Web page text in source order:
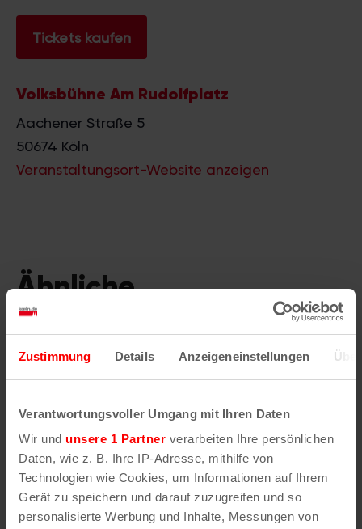
Zustimmung Details Anzeigeneinstellungen
Verantwortungsvoller Umgang mit Ihren Daten
Wir und unsere 1 Partner verarbeiten Ihre persönlichen
Daten, wie z. B. Ihre IP-Adresse, mithilfe von
Technologien wie Cookies, um Informationen auf Ihrem
Gerät zu speichern und darauf zuzugreifen und so
personalisierte Werbung und Inhalte, Messungen von
Tickets kaufen
Volksbühne Am Rudolfplatz
Aachener Straße 5
50674 Köln
Veranstaltungsort-Website anzeigen
Ähnliche
Veranstaltungen